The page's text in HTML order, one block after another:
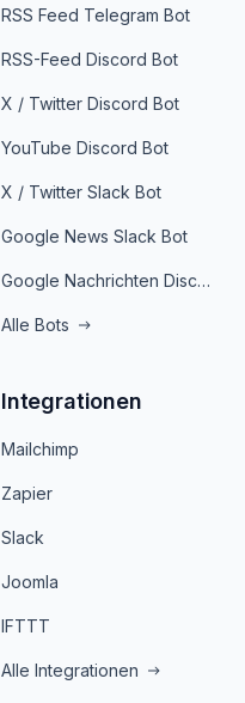
RSS Feed Telegram Bot
RSS-Feed Discord Bot
X / Twitter Discord Bot
YouTube Discord Bot
X / Twitter Slack Bot
Google News Slack Bot
Google Nachrichten Discord Bot
Alle Bots
Integrationen
Mailchimp
Zapier
Slack
Joomla
IFTTT
Alle Integrationen